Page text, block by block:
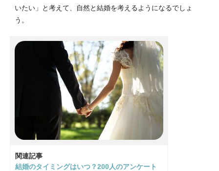
いたい」と考えて、自然と結婚を考えるようになるでしょ
う。
関連記事
結婚のタイミングはいつ？200人のアンケート